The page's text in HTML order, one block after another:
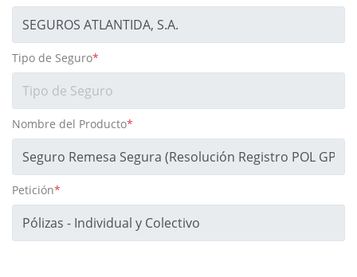
Tipo de Seguro*
Nombre del Producto*
Petición*